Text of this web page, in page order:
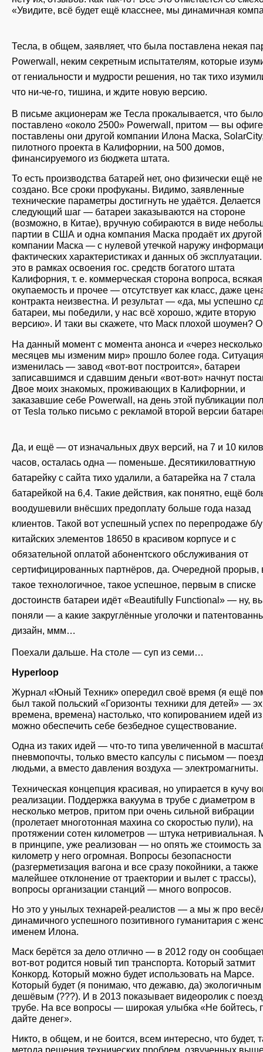
«Увидите, всё будет ещё класснее, мы динамичная
Тесла, в общем, заявляет, что была поставлена некая
Powerwall, неким секретным испытателям, которые
от гениальности и мудрости решения, но так тихо
что ни-че-го, тишина, и ждите новую версию.
В письме акционерам же Тесла прокалывается, что было
поставлено «около 2500» Powerwall, притом — вы
поставлены они другой компании Илона Маска,
пилотного проекта в Калифорнии, на 500 домов,
финансируемого из бюджета штата.
То есть производства батарей нет, оно физически ещё не
создано. Все сроки профуканы. Видимо, заявленные
технические параметры достигнуть не удаётся. Делается
следующий шаг — батареи заказываются на стороне
(возможно, в Китае), вручную собираются в виде
партии в США и одна компания Маска продаёт их другой
компании Маска — с нулевой утечкой наружу
фактических характеристиках и данных об
это в рамках освоения гос. средств богатого штата
Калифорния, т. е. коммерческая сторона вопроса,
окупаемость и прочее — отсутствует как класс, даже
контракта неизвестна. И результат — «да, мы успешно
батареи, мы победили, у нас всё хорошо, ждите вторую
версию». И таки вы скажете, что Маск плохой шоумен?
На данный момент с момента анонса и «через несколько
месяцев мы изменим мир» прошло более года.
изменилась — завод «вот-вот построится», батареи
записавшимся и сдавшим деньги «вот-вот» начнут
Двое моих знакомых, проживающих в Калифорнии, и
заказавшие себе Powerwall, на день этой публикации
от Tesla только письмо с рекламой второй версии
Да, и ещё — от изначальных двух версий, на 7 и 10
часов, осталась одна — поменьше. Десятикиловаттную
батарейку с сайта тихо удалили, а батарейка на 7 стала
батарейкой на 6,4. Такие действия, как понятно, ещё
воодушевили внёсших предоплату больше года назад
клиентов. Такой вот успешный успех по перепродаже б/у
китайских элементов 18650 в красивом корпусе и с
обязательной оплатой абонентского обслуживания от
сертифицированных партнёров, да. Очередной прорыв,
такое технологичное, такое успешное, первым в списке
достоинств батареи идёт «Beautifully Functional» — ну,
поняли — а какие закруглённые уголочки и
дизайн, ммм…
Поехали дальше. На столе — суп из семи…
Hyperloop
Журнал «Юный Техник» опередил своё время (я ещё
был такой польский «Горизонты техники для детей» —
времена, времена) настолько, что копированием идей из
можно обеспечить себе безбедное существование.
Одна из таких идей — что-то типа увеличенной в
пневмопочты, только вместо капсулы с письмом —
людьми, а вместо давления воздуха — электромагниты.
Техническая концепция красивая, но упирается в кучу
реализации. Поддержка вакуума в трубе с диаметром в
несколько метров, притом при очень сильной вибрации
(пролетает многотонная махина со скоростью пули), на
протяжении сотен километров — штука нетривиальная.
в принципе, уже реализован — но опять же стоимость за
километр у него огромная. Вопросы безопасности
(разгерметизация вагона и все сразу покойники, а также
малейшее отклонение от траектории и вылет с трассы),
вопросы организации станций — много вопросов.
Но это у унылых технарей-реалистов — а мы ж про
динамичного успешного позитивного гуманитария с
именем Илона.
Маск берётся за дело отлично — в 2012 году он
вот-вот родится новый тип транспорта. Который затмит
Конкорд. Который можно будет использовать на Марсе.
Который будет (я понимаю, что дежавю, да) экологичным
дешёвым (???). И в 2013 показывает видеоролик с
трубе. На все вопросы — широкая улыбка «Не бойтесь,
дайте денег».
Никто, в общем, и не боится, всем интересно, что будет,
метода решения технических проблем, озвученных